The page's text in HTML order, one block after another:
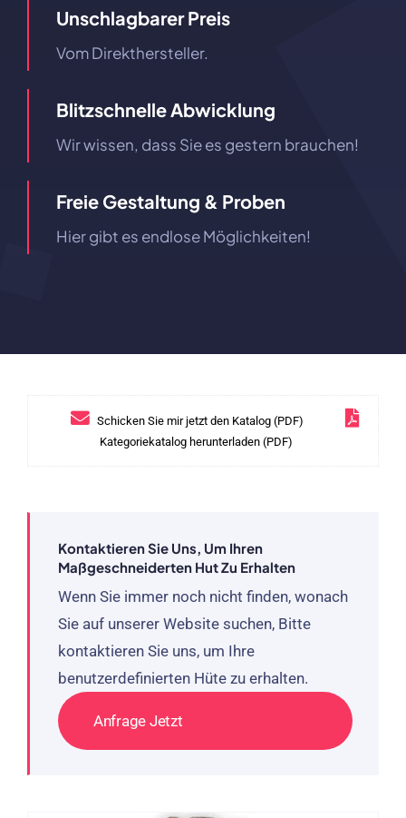
Unschlagbarer Preis
Vom Direkthersteller.
Blitzschnelle Abwicklung
Wir wissen, dass Sie es gestern brauchen!
Freie Gestaltung & Proben
Hier gibt es endlose Möglichkeiten!
Schicken Sie mir jetzt den Katalog (PDF)
Kategoriekatalog herunterladen (PDF)
Kontaktieren Sie Uns, Um Ihren
Maßgeschneiderten Hut Zu Erhalten
Wenn Sie immer noch nicht finden, wonach
Sie auf unserer Website suchen, Bitte
kontaktieren Sie uns, um Ihre
benutzerdefinierten Hüte zu erhalten.
Anfrage Jetzt